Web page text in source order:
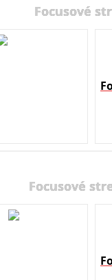
Focusové
Focusové